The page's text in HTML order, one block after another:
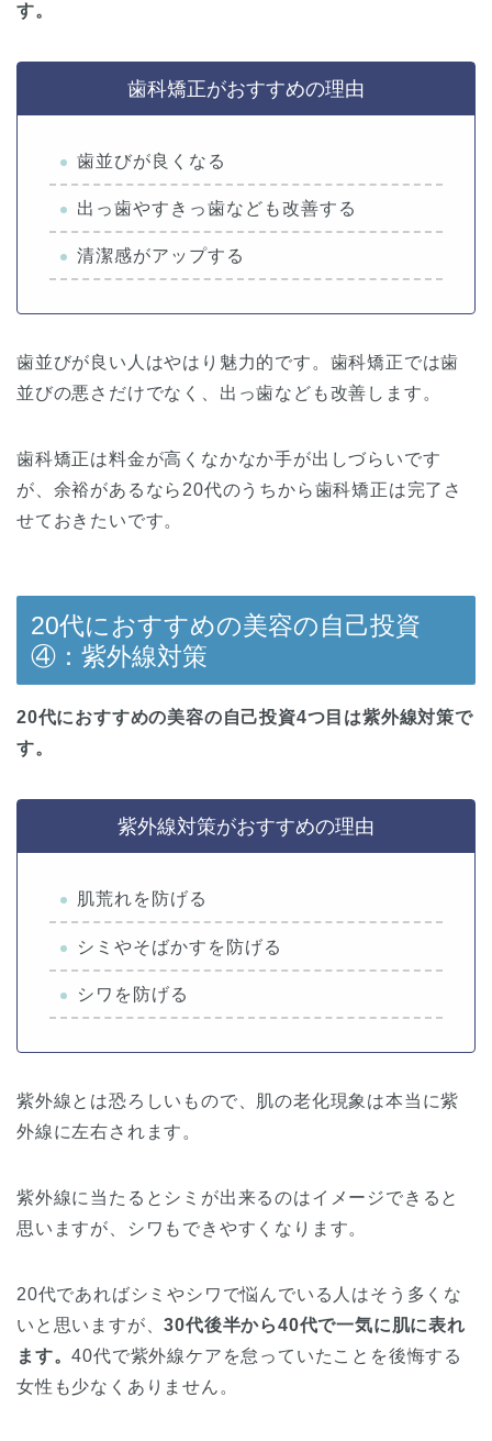
す。
歯科矯正がおすすめの理由
歯並びが良くなる
出っ歯やすきっ歯なども改善する
清潔感がアップする
歯並びが良い人はやはり魅力的です。歯科矯正では歯
並びの悪さだけでなく、出っ歯なども改善します。
歯科矯正は料金が高くなかなか手が出しづらいです
が、余裕があるなら20代のうちから歯科矯正は完了さ
せておきたいです。
20代におすすめの美容の自己投資
④：紫外線対策
20代におすすめの美容の自己投資4つ目は紫外線対策で
す。
紫外線対策がおすすめの理由
肌荒れを防げる
シミやそばかすを防げる
シワを防げる
紫外線とは恐ろしいもので、肌の老化現象は本当に紫
外線に左右されます。
紫外線に当たるとシミが出来るのはイメージできると
思いますが、シワもできやすくなります。
20代であればシミやシワで悩んでいる人はそう多くな
いと思いますが、30代後半から40代で一気に肌に表れ
ます。40代で紫外線ケアを怠っていたことを後悔する
女性も少なくありません。